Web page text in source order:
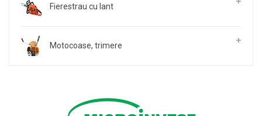
Fierestrau cu lant
Motocoase, trimere